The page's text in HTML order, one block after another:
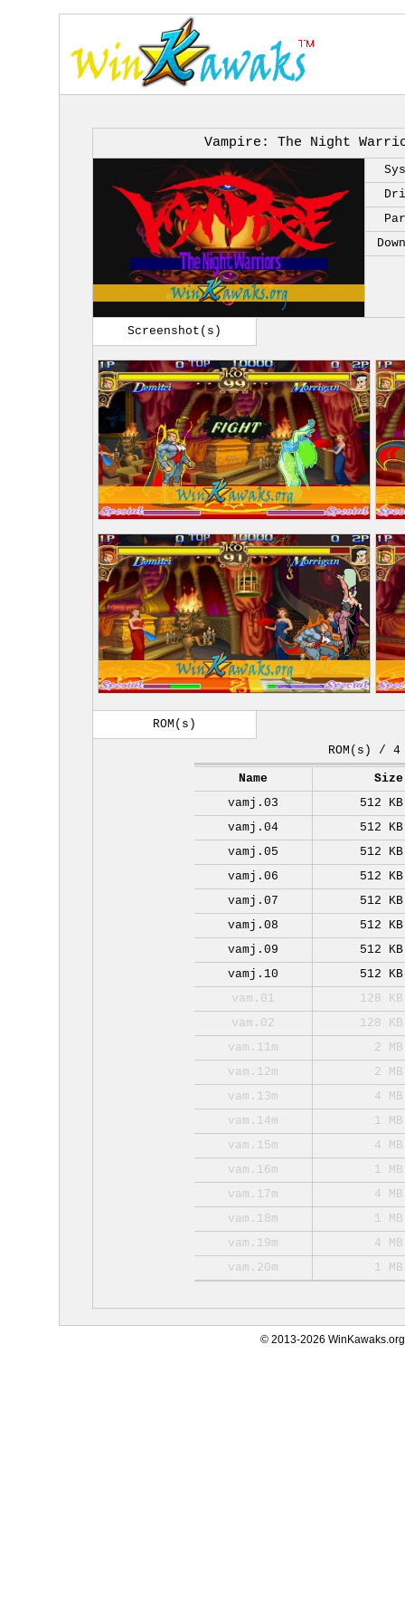
Vampire: The Night
Screenshot(s)
ROM(s)
ROM(s) / 4
Name
Size
vamj.03
512 KB
vamj.04
512 KB
vamj.05
512 KB
vamj.06
512 KB
vamj.07
512 KB
vamj.08
512 KB
vamj.09
512 KB
vamj.10
512 KB
vam.01
128 KB
vam.02
128 KB
vam.11m
2 MB
vam.12m
2 MB
vam.13m
4 MB
vam.14m
1 MB
vam.15m
4 MB
vam.16m
1 MB
vam.17m
4 MB
vam.18m
1 MB
vam.19m
4 MB
vam.20m
1 MB
© 2013-2026